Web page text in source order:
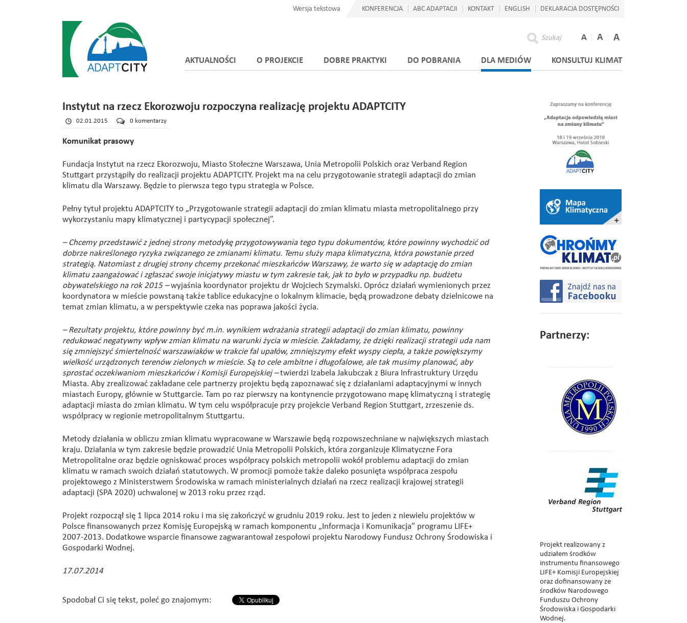
KONFERENCJA ABC ADAPTACJI KONTAKT ENGLISH DEKLARACJA DOSTĘPNOŚCI
A A A
Wersja tekstowa
Szukaj
AKTUALNOŚCI O PROJEKCIE DOBRE PRAKTYKI DO POBRANIA DLA MEDIÓW KONSULTUJ KLIMAT
Instytut na rzecz Ekorozwoju rozpoczyna realizację projektu ADAPTCITY
02.01.2015 0 komentarzy
Komunikat prasowy
Fundacja Instytut na rzecz Ekorozwoju, Miasto Stołeczne Warszawa, Unia Metropolii Polskich oraz Verband Region
Stuttgart przystąpiły do realizacji projektu ADAPTCITY. Projekt ma na celu przygotowanie strategii adaptacji do zmian
klimatu dla Warszawy. Będzie to pierwsza tego typu strategia w Polsce.
Pełny tytuł projektu ADAPTCITY to „Przygotowanie strategii adaptacji do zmian klimatu miasta metropolitalnego przy
wykorzystaniu mapy klimatycznej i partycypacji społecznej”.
– Chcemy przedstawić z jednej strony metodykę przygotowywania tego typu dokumentów, które powinny wychodzić od
dobrze nakreślonego ryzyka związanego ze zmianami klimatu. Temu służy mapa klimatyczna, która powstanie przed
strategią. Natomiast z drugiej strony chcemy przekonać mieszkańców Warszawy, że warto się w adaptację do zmian
klimatu zaangażować i zgłaszać swoje inicjatywy miastu w tym zakresie tak, jak to było w przypadku np. budżetu
obywatelskiego na rok 2015 –wyjaśnia koordynator projektu dr Wojciech Szymalski. Oprócz działań wymienionych przez
koordynatora w mieście powstaną także tablice edukacyjne o lokalnym klimacie, będą prowadzone debaty dzielnicowe na
temat zmian klimatu, a w perspektywie czeka nas poprawa jakości życia.
– Rezultaty projektu, które powinny być m.in. wynikiem wdrażania strategii adaptacji do zmian klimatu, powinny
redukować negatywny wpływ zmian klimatu na warunki życia w mieście. Zakładamy, że dzięki realizacji strategii uda nam
się zmniejszyć śmiertelność warszawiaków w trakcie fal upałów, zmniejszymy efekt wyspy ciepła, a także powiększymy
wielkość urządzonych terenów zielonych w mieście. Są to cele ambitne i długofalowe, ale tak musimy planować, aby
sprostać oczekiwaniom mieszkańców i Komisji Europejskiej –twierdzi Izabela Jakubczak z Biura Infrastruktury Urzędu
Miasta. Aby zrealizować zakładane cele partnerzy projektu będą zapoznawać się z działaniami adaptacyjnymi w innych
miastach Europy, głównie w Stuttgarcie. Tam po raz pierwszy na kontynencie przygotowano mapę klimatyczną i strategię
adaptacji miasta do zmian klimatu. W tym celu współpracuje przy projekcie Verband Region Stuttgart, zrzeszenie ds.
współpracy w regionie metropolitalnym Stuttgartu.
Metody działania w obliczu zmian klimatu wypracowane w Warszawie będą rozpowszechniane w największych miastach
kraju. Działania w tym zakresie będzie prowadzić Unia Metropolii Polskich, która zorganizuje Klimatyczne Fora
Metropolitalne oraz będzie ogniskować proces współpracy polskich metropolii wokół problemu adaptacji do zmian
klimatu w ramach swoich działań statutowych. W promocji pomoże także daleko posunięta współpraca zespołu
projektowego z Ministerstwem Środowiska w ramach ministerialnych działań na rzecz realizacji krajowej strategii
adaptacji (SPA 2020) uchwalonej w 2013 roku przez rząd.
Projekt rozpoczął się 1 lipca 2014 roku i ma się zakończyć w grudniu 2019 roku. Jest to jeden z niewielu projektów w
Polsce finansowanych przez Komisję Europejską w ramach komponentu „Informacja i Komunikacja” programu LIFE+
2007-2013. Dodatkowe wsparcie finansowe zagwarantował zespołowi projektu Narodowy Fundusz Ochrony Środowiska i
Gospodarki Wodnej.
17.07.2014
Spodobał Ci się tekst, poleć go znajomym:
Partnerzy:
Projekt realizowany z
udziałem środków
instrumentu finansowego
LIFE+ Komisji Europejskiej
oraz dofinansowany ze
środków Narodowego
Funduszu Ochrony
Środowiska i Gospodarki
Wodnej.